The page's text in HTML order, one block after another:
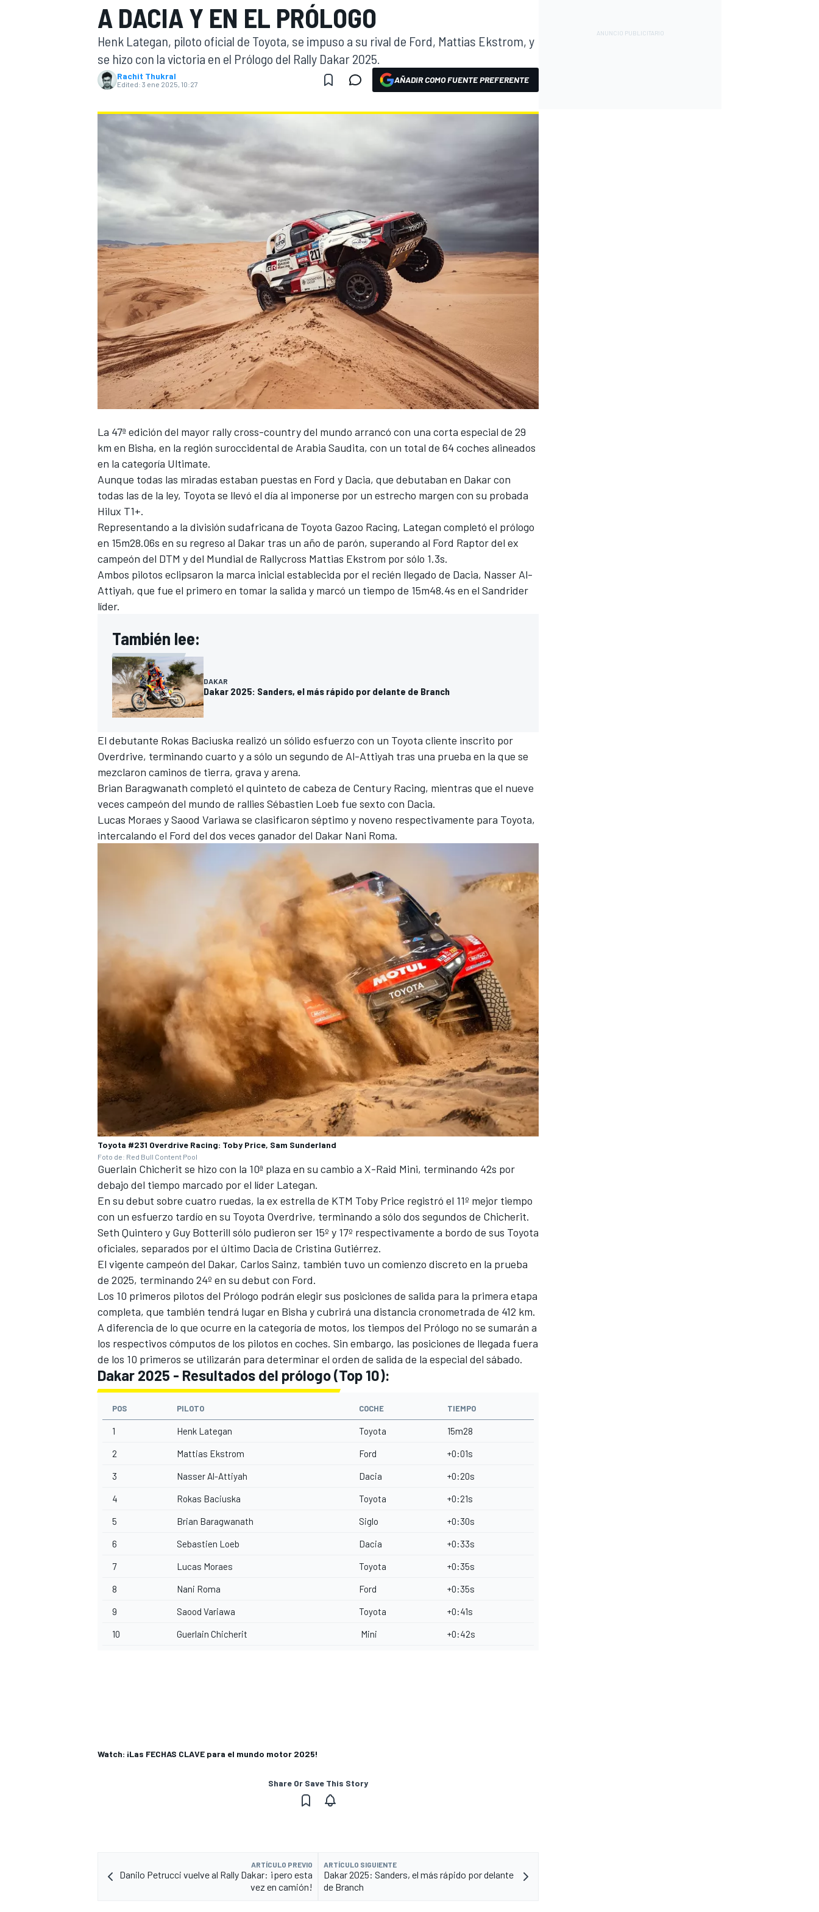
FÓRMULA E MOTO
INDYCAR
MÁS
A DACIA Y EN EL PRÓLOGO
Henk Lategan, piloto oficial de Toyota, se impuso a su rival de Ford, Mattias Ekstrom, y
se hizo con la victoria en el Prólogo del Rally Dakar 2025.
Rachit Thukral
Edited: 3 ene 2025, 10:27 AÑADIR COMO FUENTE PREFERENTE
La 47ª edición del mayor rally cross-country del mundo arrancó con una corta especial de 29
km en Bisha, en la región suroccidental de Arabia Saudita, con un total de 64 coches alineados
en la categoría Ultimate.
Aunque todas las miradas estaban puestas en Ford y Dacia, que debutaban en Dakar con
todas las de la ley, Toyota se llevó el día al imponerse por un estrecho margen con su probada
Hilux T1+.
Representando a la división sudafricana de Toyota Gazoo Racing, Lategan completó el prólogo
en 15m28.06s en su regreso al Dakar tras un año de parón, superando al Ford Raptor del ex
campeón del DTM y del Mundial de Rallycross Mattias Ekstrom por sólo 1.3s.
Ambos pilotos eclipsaron la marca inicial establecida por el recién llegado de Dacia, Nasser Al-
Attiyah, que fue el primero en tomar la salida y marcó un tiempo de 15m48.4s en el Sandrider
líder.
También lee:
DAKAR
Dakar 2025: Sanders, el más rápido por delante de Branch
El debutante Rokas Baciuska realizó un sólido esfuerzo con un Toyota cliente inscrito por
Overdrive, terminando cuarto y a sólo un segundo de Al-Attiyah tras una prueba en la que se
mezclaron caminos de tierra, grava y arena.
Brian Baragwanath completó el quinteto de cabeza de Century Racing, mientras que el nueve
veces campeón del mundo de rallies Sébastien Loeb fue sexto con Dacia.
Lucas Moraes y Saood Variawa se clasificaron séptimo y noveno respectivamente para Toyota,
intercalando el Ford del dos veces ganador del Dakar Nani Roma.
Toyota #231 Overdrive Racing: Toby Price, Sam Sunderland
Foto de: Red Bull Content Pool
Guerlain Chicherit se hizo con la 10ª plaza en su cambio a X-Raid Mini, terminando 42s por
debajo del tiempo marcado por el líder Lategan.
En su debut sobre cuatro ruedas, la ex estrella de KTM Toby Price registró el 11º mejor tiempo
con un esfuerzo tardío en su Toyota Overdrive, terminando a sólo dos segundos de Chicherit.
Seth Quintero y Guy Botterill sólo pudieron ser 15º y 17º respectivamente a bordo de sus Toyota
oficiales, separados por el último Dacia de Cristina Gutiérrez.
El vigente campeón del Dakar, Carlos Sainz, también tuvo un comienzo discreto en la prueba
de 2025, terminando 24º en su debut con Ford.
Los 10 primeros pilotos del Prólogo podrán elegir sus posiciones de salida para la primera etapa
completa, que también tendrá lugar en Bisha y cubrirá una distancia cronometrada de 412 km.
A diferencia de lo que ocurre en la categoría de motos, los tiempos del Prólogo no se sumarán a
los respectivos cómputos de los pilotos en coches. Sin embargo, las posiciones de llegada fuera
de los 10 primeros se utilizarán para determinar el orden de salida de la especial del sábado.
Dakar 2025 - Resultados del prólogo (Top 10):
POS PILOTO COCHE TIEMPO
1 Henk Lategan Toyota 15m28
2 Mattias Ekstrom Ford +0:01s
3 Nasser Al-Attiyah Dacia +0:20s
4 Rokas Baciuska Toyota +0:21s
5 Brian Baragwanath Siglo +0:30s
6 Sebastien Loeb Dacia +0:33s
7 Lucas Moraes Toyota +0:35s
8 Nani Roma Ford +0:35s
9 Saood Variawa Toyota +0:41s
10 Guerlain Chicherit Mini +0:42s
Watch: ¡Las FECHAS CLAVE para el mundo motor 2025!
Share Or Save This Story
ARTÍCULO PREVIO
Danilo Petrucci vuelve al Rally Dakar: ¡pero esta
vez en camión!
ARTÍCULO SIGUIENTE
Dakar 2025: Sanders, el más rápido por delante
de Branch